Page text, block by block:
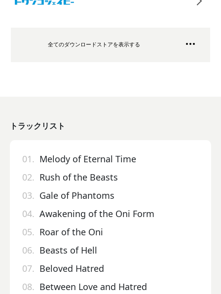
全てのダウンロードストアを表示する
トラックリスト
01. Melody of Eternal Time
02. Rush of the Beasts
03. Gale of Phantoms
04. Awakening of the Oni Form
05. Roar of the Oni
06. Beasts of Hell
07. Beloved Hatred
08. Between Love and Hatred